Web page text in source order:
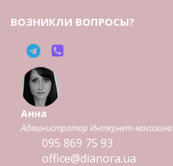
ВОЗНИКЛИ ВОПРОСЫ?
Анна
Администратор Интернет-магазина
095 869 75 93
office@dianora.ua